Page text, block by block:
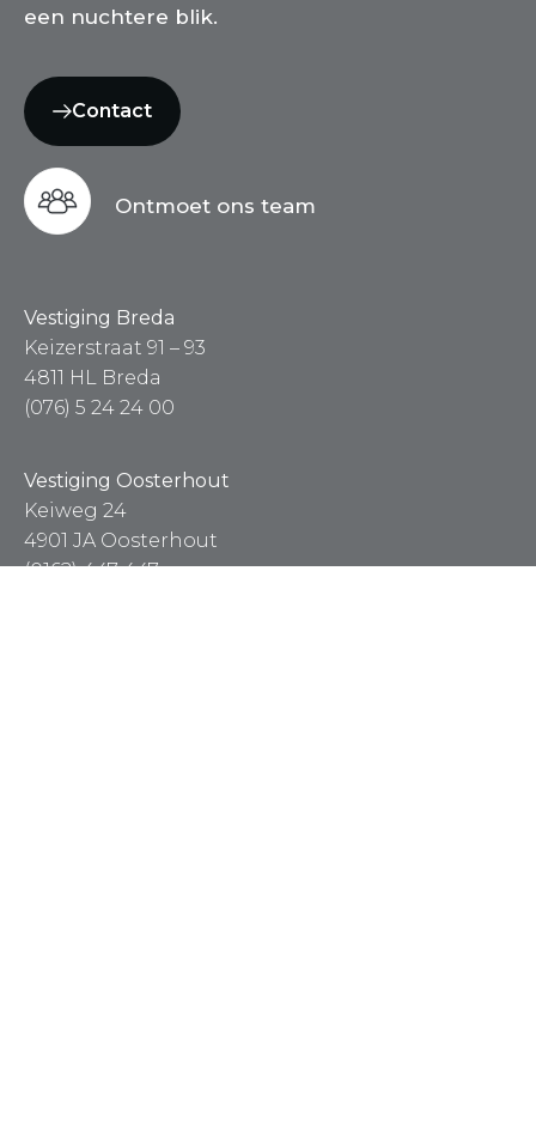
een nuchtere blik.
Contact
Ontmoet ons team
Vestiging Breda
Keizerstraat 91 – 93
4811 HL Breda
(076) 5 24 24 00
Vestiging Oosterhout
Keiweg 24
4901 JA Oosterhout
(0162) 447 447